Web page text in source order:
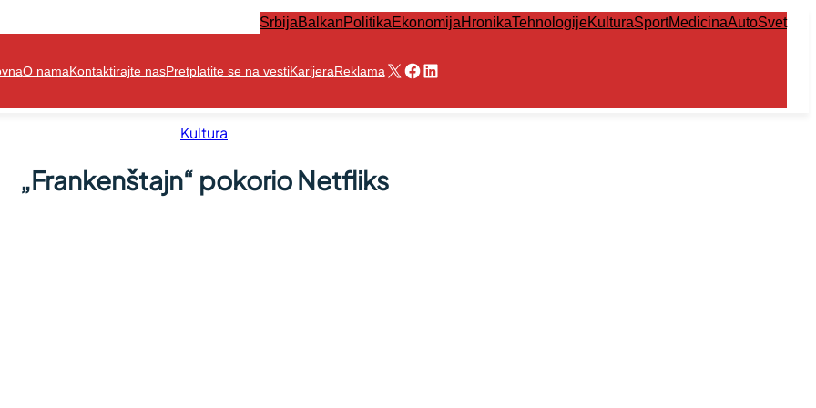
SrbijaBalkanPolitikaEkonomijaHronikaTehnologijeKulturaSportMedicinaAutoSvet
O namaKontaktirajte nasPretplatite se na vestiKarijeraReklamaX Facebook
LinkedIn
Kultura
„Frankenštajn“ pokorio Netfliks